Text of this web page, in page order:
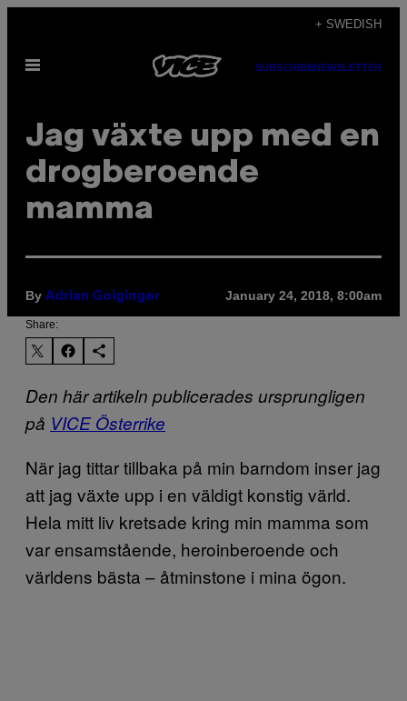
content
+ SWEDISH
Open
SUBSCRIBENEWSLETTER
Jag växte upp med en
drogberoende
mamma
By Adrian Goiginger January 24, 2018, 8:00am
Share:
Den här artikeln publicerades ursprungligen
på VICE Österrike
När jag tittar tillbaka på min barndom inser jag
att jag växte upp i en väldigt konstig värld.
Hela mitt liv kretsade kring min mamma som
var ensamstående, heroinberoende och
världens bästa – åtminstone i mina ögon.